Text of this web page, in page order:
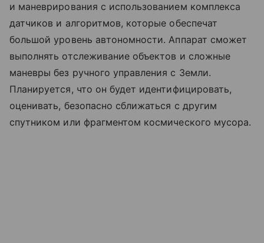
и маневрирования с использованием комплекса
датчиков и алгоритмов, которые обеспечат
большой уровень автономности. Аппарат сможет
выполнять отслеживание объектов и сложные
маневры без ручного управления с Земли.
Планируется, что он будет идентифицировать,
оценивать, безопасно сближаться с другим
спутником или фрагментом космического мусора.